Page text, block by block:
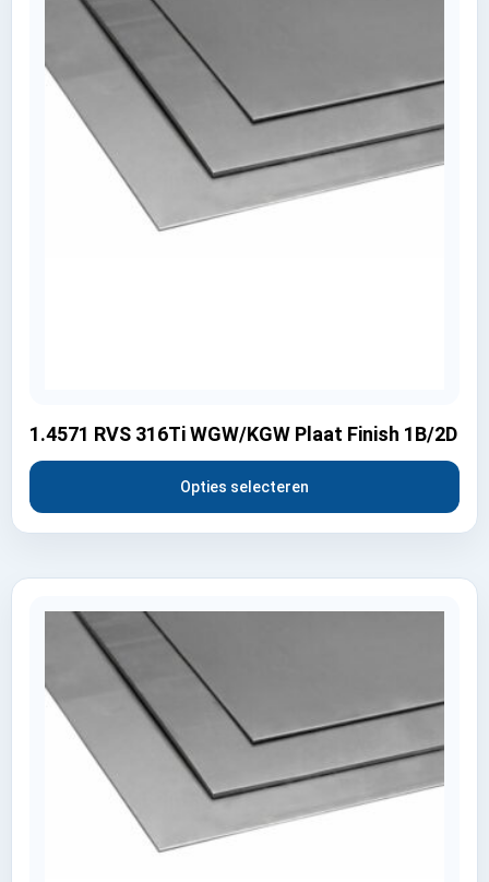
1.4571 RVS 316Ti WGW/KGW Plaat Finish 1B/2D
Opties selecteren